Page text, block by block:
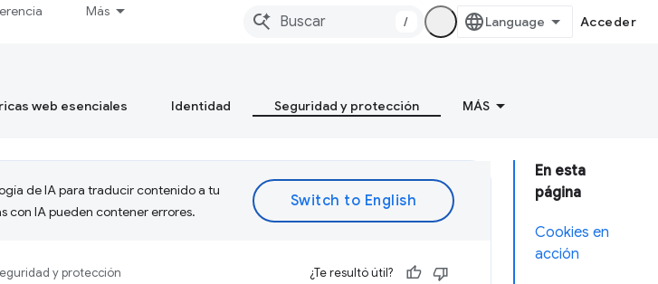
Más
/ Acceder
web esenciales Identidad Seguridad y protección MÁS
En esta
página
Cookies en
acción
de IA para traducir contenido a tu
con IA pueden contener errores.
y protección ¿Te resultó útil?